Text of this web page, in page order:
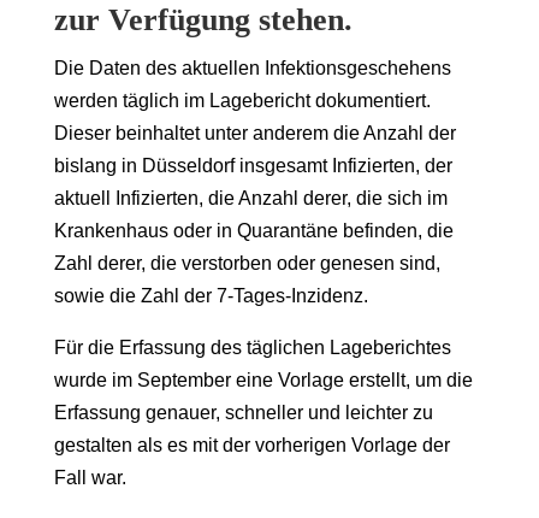
zur Verfügung stehen.
Die Daten des aktuellen Infektionsgeschehens
werden täglich im Lagebericht dokumentiert.
Dieser beinhaltet unter anderem die Anzahl der
bislang in Düsseldorf insgesamt Infizierten, der
aktuell Infizierten, die Anzahl derer, die sich im
Krankenhaus oder in Quarantäne befinden, die
Zahl derer, die verstorben oder genesen sind,
sowie die Zahl der 7-Tages-Inzidenz.
Für die Erfassung des täglichen Lageberichtes
wurde im September eine Vorlage erstellt, um die
Erfassung genauer, schneller und leichter zu
gestalten als es mit der vorherigen Vorlage der
Fall war.